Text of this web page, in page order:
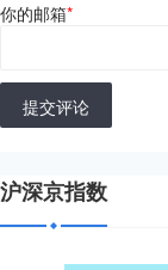
你的邮箱*
提交评论
沪深京指数